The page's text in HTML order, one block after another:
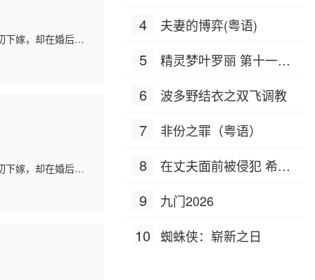
下嫁，却在婚后饱
帮助下重拾信
下嫁，却在婚后饱
帮助下重拾信
4 夫妻的博弈(粤语)
5
精灵梦叶罗丽 第十一季
6 波多野结衣之双飞调教
7 非份之罪（粤语）
8
在丈夫面前被侵犯 希岛
9 九门2026
10 蜘蛛侠：崭新之日